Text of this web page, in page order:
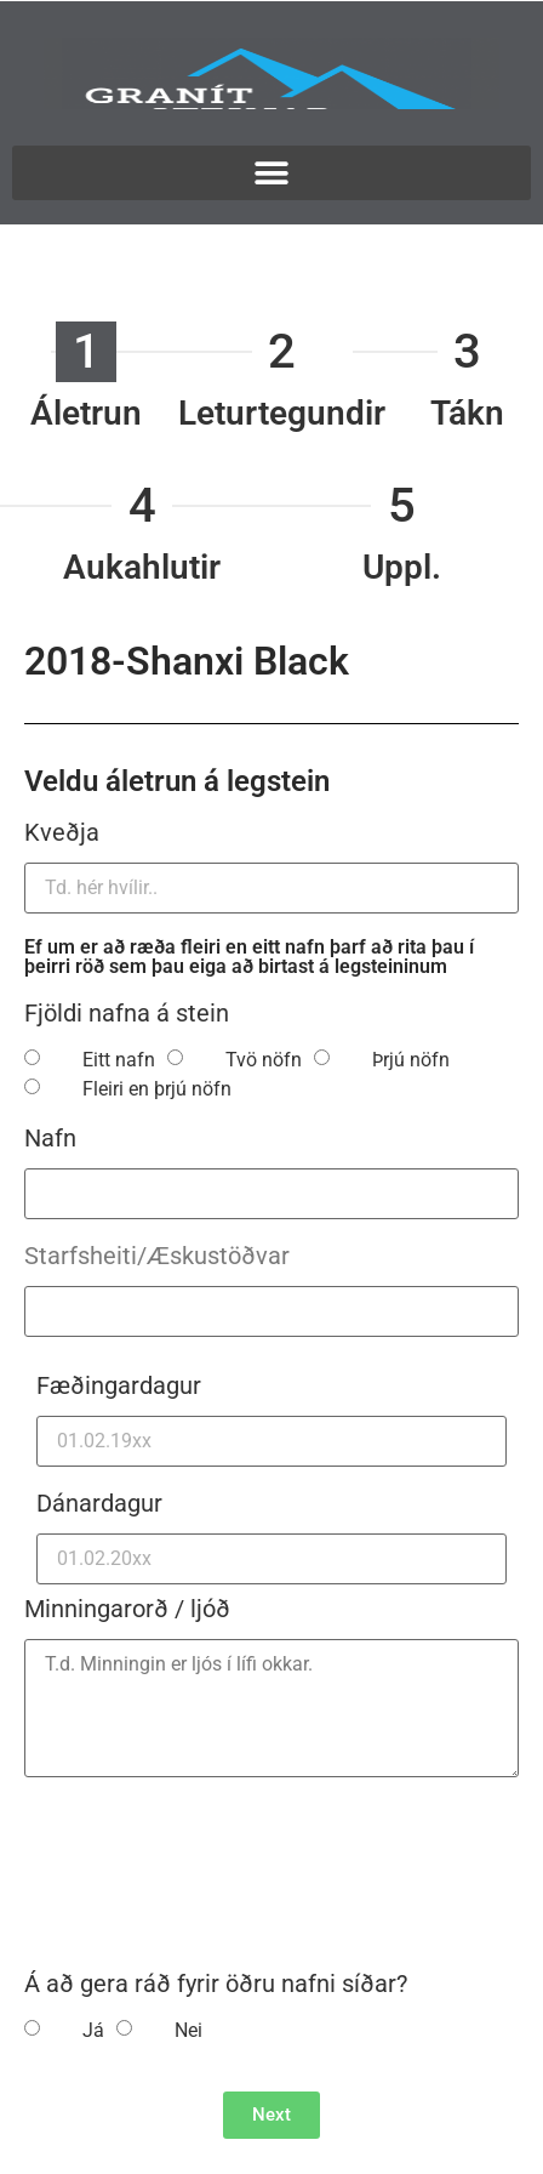
1
Áletrun
2
Leturtegundir
3
Tákn
4
Aukahlutir
5
Uppl.
2018-Shanxi Black
Veldu áletrun á legstein
Kveðja
Ef um er að ræða fleiri en eitt nafn þarf að rita þau í
þeirri röð sem þau eiga að birtast á legsteininum
Fjöldi nafna á stein
Eitt nafn Tvö nöfn
Þrjú nöfn
Fleiri en þrjú nöfn
Nafn
Starfsheiti/Æskustöðvar
Fæðingardagur
Dánardagur
Minningarorð / ljóð
Á að gera ráð fyrir öðru nafni síðar?
Já Nei
Next